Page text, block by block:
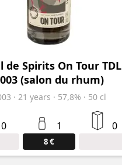
de Spirits On Tour TDL
(salon du rhum)
· 21 years · 57,8% · 50 cl
0 1
8 €
0